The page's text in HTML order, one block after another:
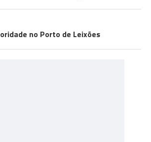
no Porto de Leixões